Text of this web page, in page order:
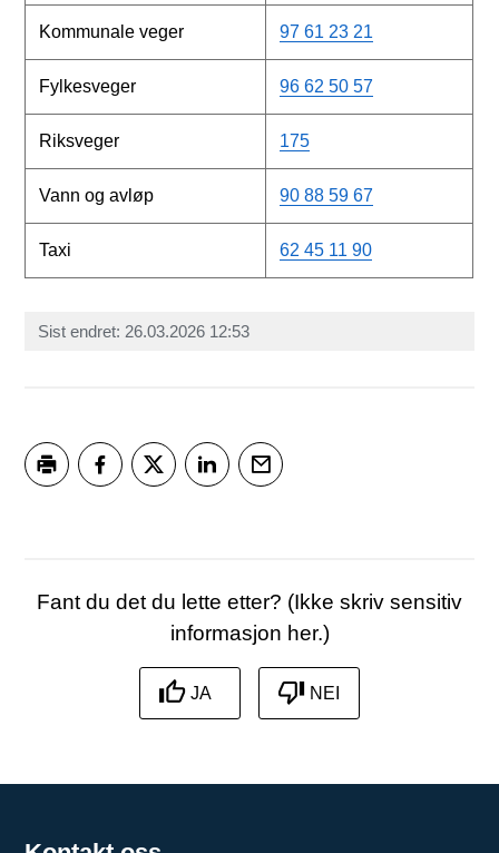
Kommunale veger 97 61 23 21
Fylkesveger 96 62 50 57
Riksveger 175
Vann og avløp 90 88 59 67
Taxi 62 45 11 90
Sist endret 26.03.2026 12:53
Fant du det du lette etter? (Ikke skriv sensitiv
informasjon her.)
JA NEI